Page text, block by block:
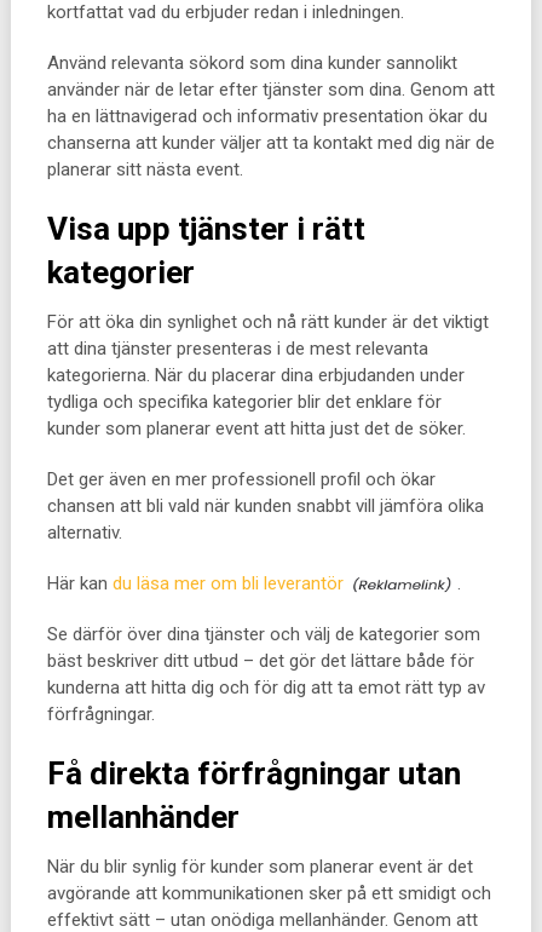
kortfattat vad du erbjuder redan i inledningen.
Använd relevanta sökord som dina kunder sannolikt
använder när de letar efter tjänster som dina. Genom att
ha en lättnavigerad och informativ presentation ökar du
chanserna att kunder väljer att ta kontakt med dig när de
planerar sitt nästa event.
Visa upp tjänster i rätt
kategorier
För att öka din synlighet och nå rätt kunder är det viktigt
att dina tjänster presenteras i de mest relevanta
kategorierna. När du placerar dina erbjudanden under
tydliga och specifika kategorier blir det enklare för
kunder som planerar event att hitta just det de söker.
Det ger även en mer professionell profil och ökar
chansen att bli vald när kunden snabbt vill jämföra olika
alternativ.
Här kan du läsa mer om bli leverantör .
Se därför över dina tjänster och välj de kategorier som
bäst beskriver ditt utbud – det gör det lättare både för
kunderna att hitta dig och för dig att ta emot rätt typ av
förfrågningar.
Få direkta förfrågningar utan
mellanhänder
När du blir synlig för kunder som planerar event är det
avgörande att kommunikationen sker på ett smidigt och
effektivt sätt – utan onödiga mellanhänder. Genom att